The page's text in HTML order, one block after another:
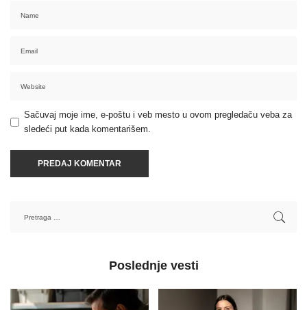
Sačuvaj moje ime, e-poštu i veb mesto u ovom pregledaču veba za
sledeći put kada komentarišem.
Poslednje vesti